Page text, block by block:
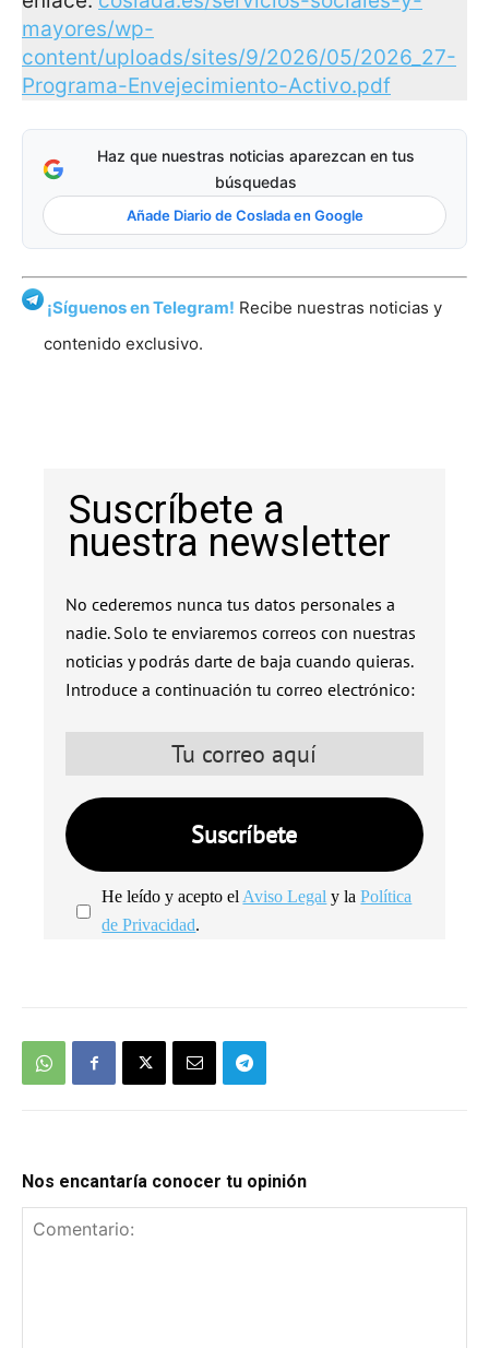
mayores/wp-
content/uploads/sites/9/2026/05/2026_27-
Programa-Envejecimiento-Activo.pdf
Haz que nuestras noticias aparezcan en tus
búsquedas
Añade Diario de Coslada en Google
¡Síguenos en Telegram! Recibe nuestras noticias y
contenido exclusivo.
Suscríbete a
nuestra newsletter
No cederemos nunca tus datos personales a
nadie. Solo te enviaremos correos con nuestras
noticias y podrás darte de baja cuando quieras.
Introduce a continuación tu correo electrónico:
He leído y acepto el Aviso Legal y laPolítica
de Privacidad.
Nos encantaría conocer tu opinión